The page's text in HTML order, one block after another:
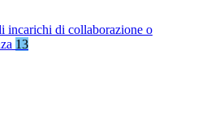
incarichi di collaborazione o
13